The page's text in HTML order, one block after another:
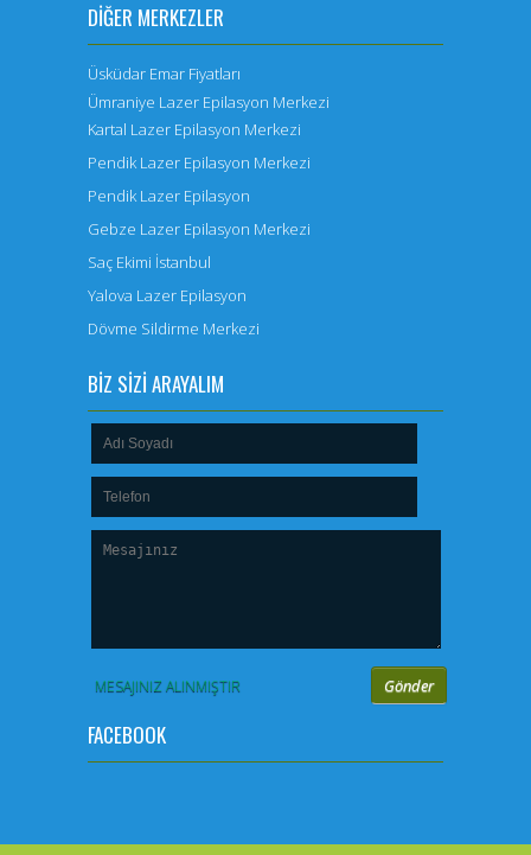
DIĞER MERKEZLER
Üsküdar Emar Fiyatları
Ümraniye Lazer Epilasyon Merkezi
Kartal Lazer Epilasyon Merkezi
Pendik Lazer Epilasyon Merkezi
Pendik Lazer Epilasyon
Gebze Lazer Epilasyon Merkezi
Saç Ekimi İstanbul
Yalova Lazer Epilasyon
Dövme Sildirme Merkezi
BİZ SİZİ ARAYALIM
MESAJINIZ ALINMIŞTIR
FACEBOOK